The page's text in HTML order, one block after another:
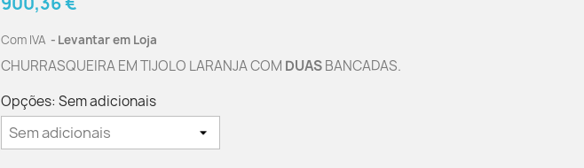
Com IVA Levantar em Loja
CHURRASQUEIRA EM TIJOLO LARANJA COM DUASBANCADAS.
Opções: Sem adicionais